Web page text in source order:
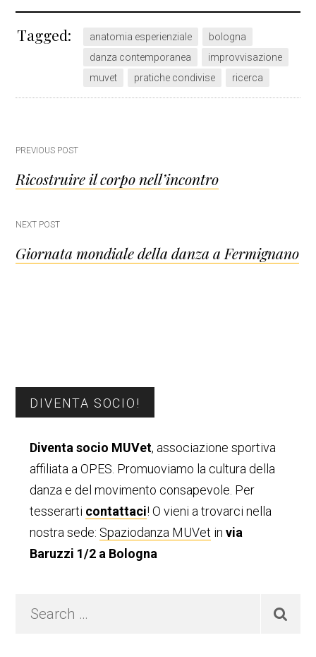
Tagged: anatomia esperienziale
bologna
danza contemporanea
improvvisazione
muvet
pratiche condivise ricerca
Post
navigation
PREVIOUS POST
Ricostruire il corpo nell’incontro
NEXT POST
Giornata mondiale della danza a Fermignano
Barra
laterale
primaria
DIVENTA SOCIO!
Diventa socio MUVet, associazione sportiva
affiliata a OPES. Promuoviamo la cultura della
danza e del movimento consapevole. Per
tesserarti contattaci! O vieni a trovarci nella
nostra sede: Spaziodanza MUVet invia
Baruzzi 1/2 a Bologna